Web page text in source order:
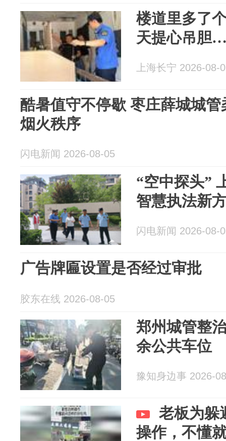
楼道里多了
天提心吊胆
上海长宁 2026-08-
酷暑值守不停歇 枣庄薛城城
烟火秩序
闪电新闻 2026-08-05
“空中探头”
智慧执法新
闪电新闻 2026-08-
广告牌匾设置是否经过审批
胶东在线 2026-08-05
郑州城管整
余公共车位
豫知身边事 2026-
老板为躲
操作，不懂